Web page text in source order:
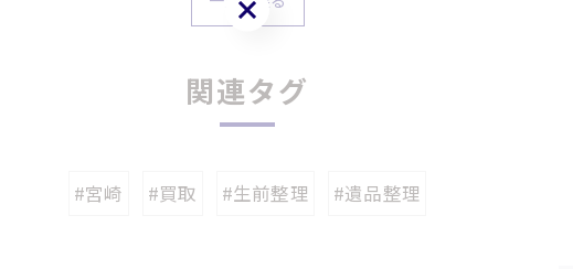
関連タグ
#宮崎 #買取 #生前整理 #遺品整理